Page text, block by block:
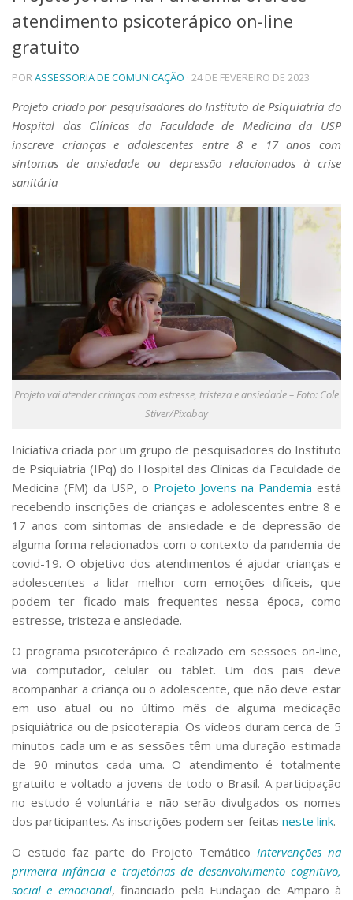
Telefones e Mapas
Pessoas
Ensino
Graduação
Educação a distância
Cursos de Extensão
Pesquisa e Inovação
Centros, Núcleos e Projetos em Rede
Pós-doutorado
Empresas Juniores
Extensão à Comunidade
Projetos, Programas e Cursos
Artes, Cultura e Esportes
Museus e Espaços Interativos
Serviços
Bibliotecas
Apoio ao Estudante
Segurança, Trânsito e Prevenção
Outros serviços
Comunicação
Assessorias e Mídias
Aplicativos e Sites
Jornal da USP
Agenda de Eventos
Defesa de Teses
atendimento psicoterápico on-line
gratuito
PORASSESSORIA DE COMUNICAÇÃO · 24 DE FEVEREIRO DE 2023
Projeto criado por pesquisadores do Instituto de Psiquiatria do
Hospital das Clínicas da Faculdade de Medicina da USP
inscreve crianças e adolescentes entre 8 e 17 anos com
sintomas de ansiedade ou depressão relacionados à crise
sanitária
Projeto vai atender crianças com estresse, tristeza e ansiedade – Foto: Cole
Stiver/Pixabay
Iniciativa criada por um grupo de pesquisadores do Instituto
de Psiquiatria (IPq) do Hospital das Clínicas da Faculdade de
Medicina (FM) da USP, o Projeto Jovens na Pandemia está
recebendo inscrições de crianças e adolescentes entre 8 e
17 anos com sintomas de ansiedade e de depressão de
alguma forma relacionados com o contexto da pandemia de
covid-19. O objetivo dos atendimentos é ajudar crianças e
adolescentes a lidar melhor com emoções difíceis, que
podem ter ficado mais frequentes nessa época, como
estresse, tristeza e ansiedade.
O programa psicoterápico é realizado em sessões on-line,
via computador, celular ou tablet. Um dos pais deve
acompanhar a criança ou o adolescente, que não deve estar
em uso atual ou no último mês de alguma medicação
psiquiátrica ou de psicoterapia. Os vídeos duram cerca de 5
minutos cada um e as sessões têm uma duração estimada
de 90 minutos cada uma. O atendimento é totalmente
gratuito e voltado a jovens de todo o Brasil. A participação
no estudo é voluntária e não serão divulgados os nomes
dos participantes. As inscrições podem ser feitas neste link.
O estudo faz parte do Projeto TemáticoIntervenções na
primeira infância e trajetórias de desenvolvimento cognitivo,
social e emocional, financiado pela Fundação de Amparo à